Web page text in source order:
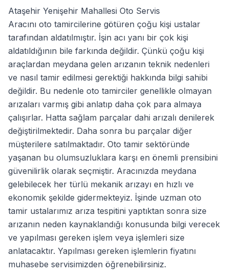
Ataşehir Yenişehir Mahallesi Oto Servis
Aracını oto tamircilerine götüren çoğu kişi ustalar
tarafından aldatılmıştır. İşin acı yanı bir çok kişi
aldatıldığının bile farkında değildir. Çünkü çoğu kişi
araçlardan meydana gelen arızanın teknik nedenleri
ve nasıl tamir edilmesi gerektiği hakkında bilgi sahibi
değildir. Bu nedenle oto tamirciler genellikle olmayan
arızaları varmış gibi anlatıp daha çok para almaya
çalışırlar. Hatta sağlam parçalar dahi arızalı denilerek
değiştirilmektedir. Daha sonra bu parçalar diğer
müşterilere satılmaktadır. Oto tamir sektöründe
yaşanan bu olumsuzluklara karşı en önemli prensibini
güvenilirlik olarak seçmiştir. Aracınızda meydana
gelebilecek her türlü mekanik arızayı en hızlı ve
ekonomik şekilde gidermekteyiz. İşinde uzman oto
tamir ustalarımız arıza tespitini yaptıktan sonra size
arızanın neden kaynaklandığı konusunda bilgi verecek
ve yapılması gereken işlem veya işlemleri size
anlatacaktır. Yapılması gereken işlemlerin fiyatını
muhasebe servisimizden öğrenebilirsiniz.